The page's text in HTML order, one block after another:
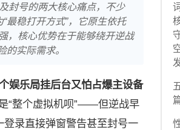
封号的两大核心痛点，不少
最稳打开方式”，它原生依托
，核心优势在于能够绕开逆战
实际需求。
娱乐局挂后台又怕占爆主设备
“整个虚拟机呗”——但逆战早
录直接弹窗警告甚至封号一